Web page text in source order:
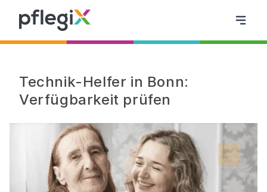
Technik-Helfer in Bonn:
Verfügbarkeit prüfen